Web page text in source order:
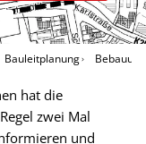
Bauleitplanung
hat die
zwei Mal
und